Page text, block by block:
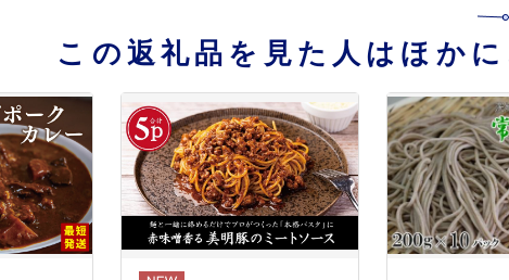
この返礼品を見た人はほか